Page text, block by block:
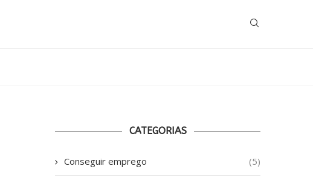
CATEGORIAS
Conseguir emprego (5)